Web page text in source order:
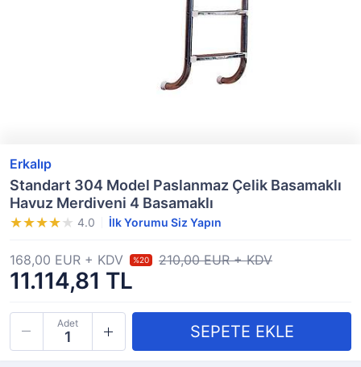
Erkalıp
Standart 304 Model Paslanmaz Çelik Basamaklı
Havuz Merdiveni 4 Basamaklı
4.0 İlk Yorumu Siz Yapın
11.114,81 TL
168,00 EUR + KDV %20 210,00 EUR + KDV
Adet